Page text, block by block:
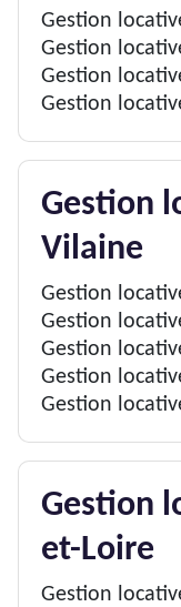
Gestion
Gestion
Gestion
Gestion
Gestion
Vilaine
Gestion
Gestion
Gestion
Gestion
Gestion
Gestion
et-Loire
Gestion